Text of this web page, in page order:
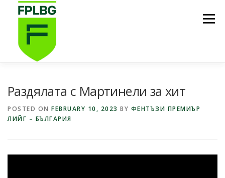
Menu
ФУТБОЛНА СТИПЕНДИЯ FPL BG
Раздялата с Мартинели за хит
POSTED ON FEBRUARY 10, 2023 BY ФЕНТЪЗИ ПРЕМИЪР
ЛИЙГ – БЪЛГАРИЯ